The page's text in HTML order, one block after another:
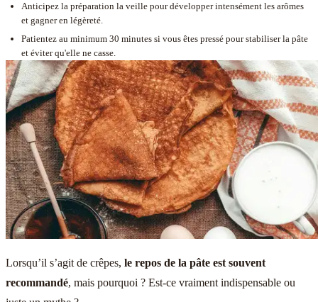
Anticipez la préparation la veille pour développer intensément les arômes
et gagner en légèreté.
Patientez au minimum 30 minutes si vous êtes pressé pour stabiliser la pâte
et éviter qu'elle ne casse.
Lorsqu’il s’agit de crêpes, le repos de la pâte est souvent
recommandé, mais pourquoi ? Est-ce vraiment indispensable ou